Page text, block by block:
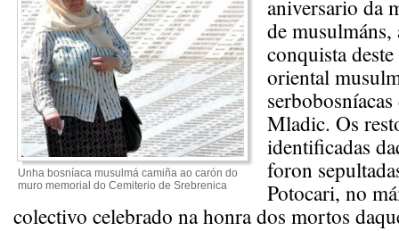
Unha bosníaca musulmá camiña ao carón do
muro memorial do Cemiterio de Srebrenica
aniversario da
de musulmáns,
conquista
oriental
Mladic. Os
identificadas
foron
Potocari, no
colectivo celebrado na honra dos mortos